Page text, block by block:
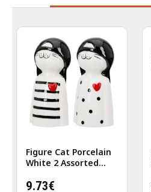
Figure Cat Porcelain
White 2 Assorted
9.73€